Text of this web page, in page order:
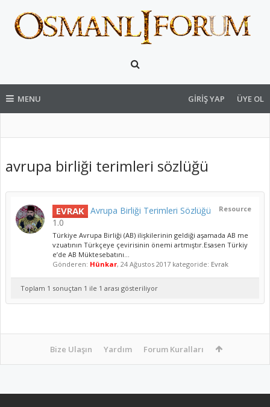
MENU GIRIŞ YAP ÜYE OL
avrupa birliği terimleri sözlüğü
Resource
EVRAK Avrupa Birliği Terimleri Sözlüğü
1.0
Türkiye Avrupa Birliği (AB) ilişkilerinin geldiği aşamada AB me
vzuatının Türkçeye çevirisinin önemi artmıştır.Esasen Türkiy
e’de AB Müktesebatını...
Gönderen: Hünkar, 24 Ağustos 2017 kategoride: Evrak
Toplam 1 sonuçtan 1 ile 1 arası gösteriliyor
Bize Ulaşın Yardım Forum Kuralları